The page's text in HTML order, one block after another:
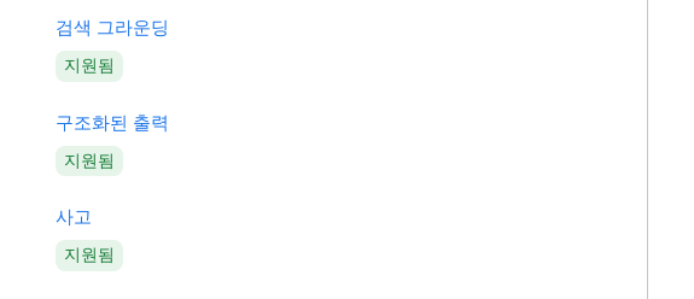
검색 그라운딩
지원됨
구조화된 출력
지원됨
사고
지원됨